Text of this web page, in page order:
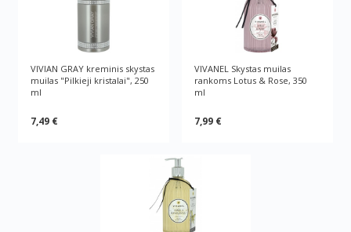
VIVIAN GRAY kreminis skystas
muilas "Pilkieji kristalai", 250
ml
7,49 €
VIVANEL Skystas muilas
rankoms Lotus & Rose, 350
ml
7,99 €